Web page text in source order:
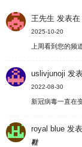
王先生 发表
2025-10-20
上周看到您的频
uslivjunoji 发
2022-08-30
新冠病毒一直在
royal blue 发
鞋